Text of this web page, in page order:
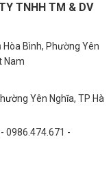
vừa.
ngoài trời rộng,
TNHH TM & DV
Hòa Bình, Phường Yên
Nam
Yên Nghĩa, TP Hà
0986.474.671 -